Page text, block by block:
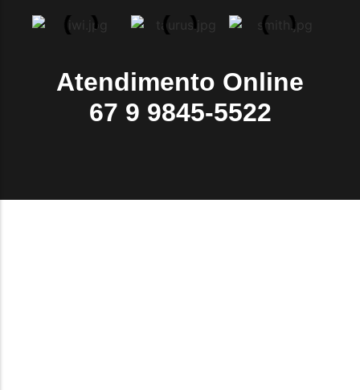
Atendimento Online
67 9 9845-5522